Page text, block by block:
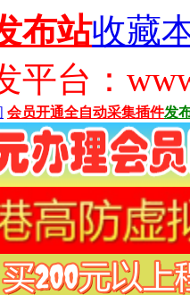
布站收藏
平台：
会员开通全自动采集插件发